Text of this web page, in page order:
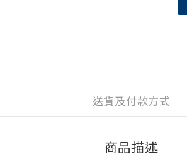
送貨及付款方式
商品描述